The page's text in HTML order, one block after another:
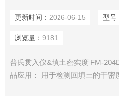
更新时间： 2026-06-15 型号
浏览量： 9181
普氏贯入仪&填土密实度 FM-
品应用： 用于检测回填土的干密